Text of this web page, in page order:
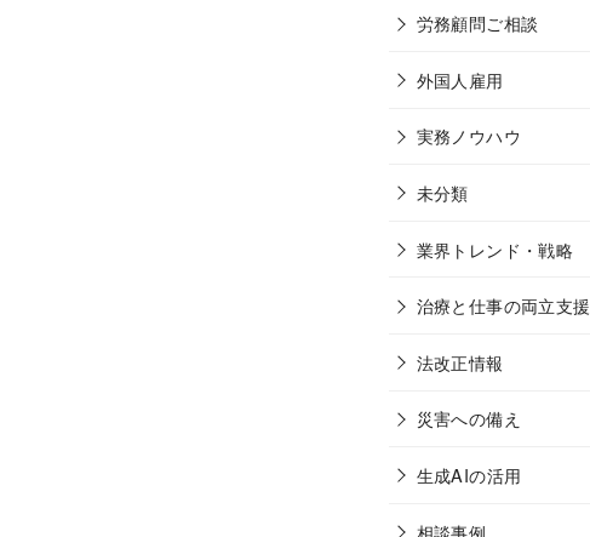
労務顧問ご相談
外国人雇用
実務ノウハウ
未分類
業界トレンド・戦略
治療と仕事の両立支援
法改正情報
災害への備え
生成AIの活用
相談事例